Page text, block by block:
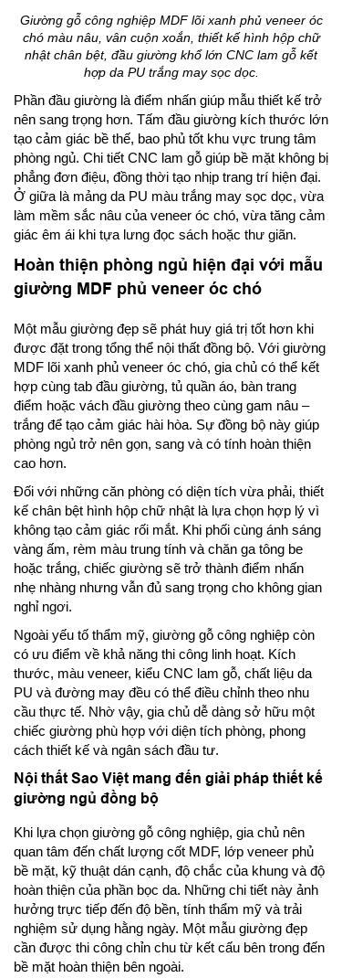
Giường gỗ công nghiệp MDF lõi xanh phủ veneer óc
chó màu nâu, vân cuộn xoắn, thiết kế hình hộp chữ
nhật chân bệt, đầu giường khổ lớn CNC lam gỗ kết
hợp da PU trắng may sọc dọc.
Phần đầu giường là điểm nhấn giúp mẫu thiết kế trở
nên sang trọng hơn. Tấm đầu giường kích thước lớn
tạo cảm giác bề thế, bao phủ tốt khu vực trung tâm
phòng ngủ. Chi tiết CNC lam gỗ giúp bề mặt không bị
phẳng đơn điệu, đồng thời tạo nhịp trang trí hiện đại.
Ở giữa là mảng da PU màu trắng may sọc dọc, vừa
làm mềm sắc nâu của veneer óc chó, vừa tăng cảm
giác êm ái khi tựa lưng đọc sách hoặc thư giãn.
Hoàn thiện phòng ngủ hiện đại với mẫu
giường MDF phủ veneer óc chó
Một mẫu giường đẹp sẽ phát huy giá trị tốt hơn khi
được đặt trong tổng thể nội thất đồng bộ. Với giường
MDF lõi xanh phủ veneer óc chó, gia chủ có thể kết
hợp cùng tab đầu giường, tủ quần áo, bàn trang
điểm hoặc vách đầu giường theo cùng gam nâu –
trắng để tạo cảm giác hài hòa. Sự đồng bộ này giúp
phòng ngủ trở nên gọn, sang và có tính hoàn thiện
cao hơn.
Đối với những căn phòng có diện tích vừa phải, thiết
kế chân bệt hình hộp chữ nhật là lựa chọn hợp lý vì
không tạo cảm giác rối mắt. Khi phối cùng ánh sáng
vàng ấm, rèm màu trung tính và chăn ga tông be
hoặc trắng, chiếc giường sẽ trở thành điểm nhấn
nhẹ nhàng nhưng vẫn đủ sang trọng cho không gian
nghỉ ngơi.
Ngoài yếu tố thẩm mỹ, giường gỗ công nghiệp còn
có ưu điểm về khả năng thi công linh hoạt. Kích
thước, màu veneer, kiểu CNC lam gỗ, chất liệu da
PU và đường may đều có thể điều chỉnh theo nhu
cầu thực tế. Nhờ vậy, gia chủ dễ dàng sở hữu một
chiếc giường phù hợp với diện tích phòng, phong
cách thiết kế và ngân sách đầu tư.
Nội thất Sao Việt mang đến giải pháp thiết kế
giường ngủ đồng bộ
Khi lựa chọn giường gỗ công nghiệp, gia chủ nên
quan tâm đến chất lượng cốt MDF, lớp veneer phủ
bề mặt, kỹ thuật dán cạnh, độ chắc của khung và độ
hoàn thiện của phần bọc da. Những chi tiết này ảnh
hưởng trực tiếp đến độ bền, tính thẩm mỹ và trải
nghiệm sử dụng hằng ngày. Một mẫu giường đẹp
cần được thi công chỉn chu từ kết cấu bên trong đến
bề mặt hoàn thiện bên ngoài.